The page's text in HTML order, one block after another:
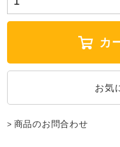
アウトドア／レ
サポーター
健康／エクササ
カ
商品のお問合わせ